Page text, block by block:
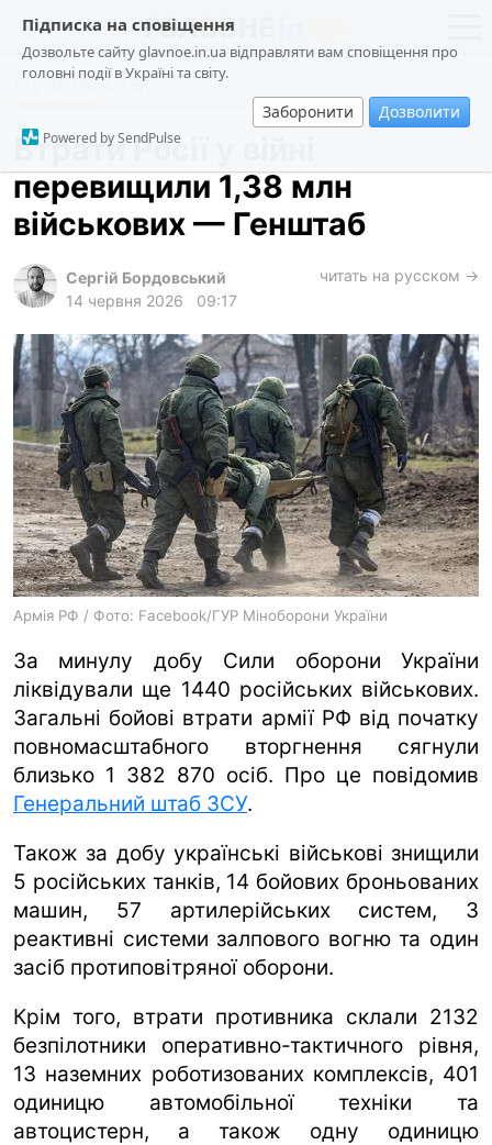
Підписка на сповіщення
Дозвольте сайту glavnoe.in.ua відправляти вам сповіщення про
головні події в Україні та світу.
Заборонити Дозволити
Powered by SendPulse
новини
про проєкт
суспільство
події
кримінал
лонгріди
харків
архів
gambling
ua ru en
Суспільство
Втрати Росії у війні
перевищили 1,38 млн
військових — Генштаб
Сергій Бордовський
14 червня 2026
09:17
читать на русском →
Армія РФ / Фото: Facebook/ГУР Міноборони України
За минулу добу Сили оборони України
ліквідували ще 1440 російських військових.
Загальні бойові втрати армії РФ від початку
повномасштабного вторгнення сягнули
близько 1 382 870 осіб. Про це повідомив
Генеральний штаб ЗСУ.
Також за добу українські військові знищили
5 російських танків, 14 бойових броньованих
машин, 57 артилерійських систем, 3
реактивні системи залпового вогню та один
засіб протиповітряної оборони.
Крім того, втрати противника склали 2132
безпілотники оперативно-тактичного рівня,
13 наземних роботизованих комплексів, 401
одиницю автомобільної техніки та
автоцистерн, а також одну одиницю